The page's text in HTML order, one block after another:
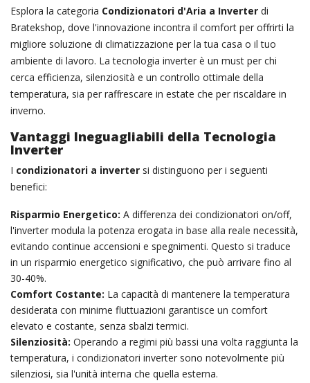
Esplora la categoria Condizionatori d'Aria a Inverter di
Bratekshop, dove l'innovazione incontra il comfort per offrirti la
migliore soluzione di climatizzazione per la tua casa o il tuo
ambiente di lavoro. La tecnologia inverter è un must per chi
cerca efficienza, silenziosità e un controllo ottimale della
temperatura, sia per raffrescare in estate che per riscaldare in
inverno.
Vantaggi Ineguagliabili della Tecnologia
Inverter
I condizionatori a inverter si distinguono per i seguenti
benefici:
Risparmio Energetico: A differenza dei condizionatori on/off,
l'inverter modula la potenza erogata in base alla reale necessità,
evitando continue accensioni e spegnimenti. Questo si traduce
in un risparmio energetico significativo, che può arrivare fino al
30-40%.
Comfort Costante: La capacità di mantenere la temperatura
desiderata con minime fluttuazioni garantisce un comfort
elevato e costante, senza sbalzi termici.
Silenziosità: Operando a regimi più bassi una volta raggiunta la
temperatura, i condizionatori inverter sono notevolmente più
silenziosi, sia l'unità interna che quella esterna.